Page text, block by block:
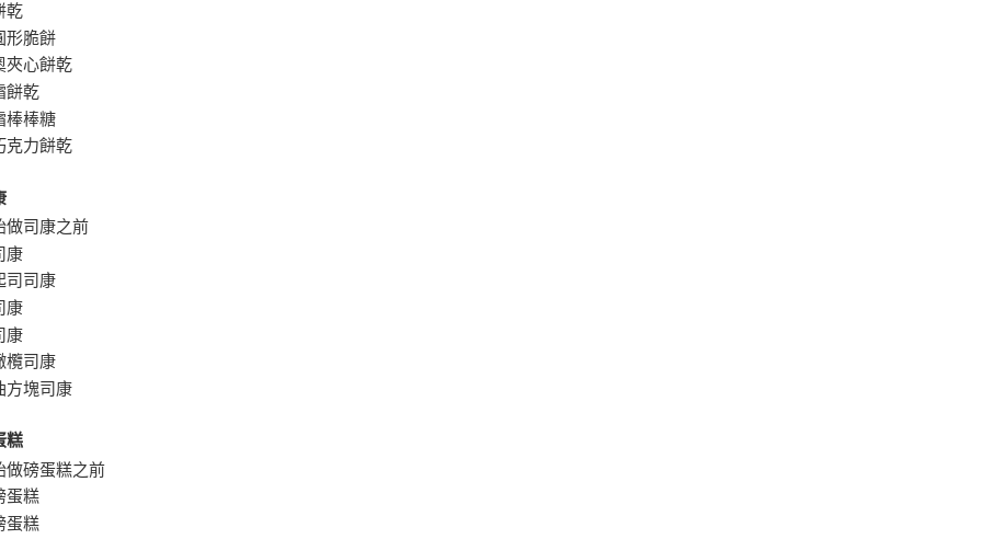
乾
形脆餅
夾心餅乾
餅乾
棒棒糖
克力餅乾
做司康之前
康
司司康
康
康
欖司康
方塊司康
糕
做磅蛋糕之前
蛋糕
蛋糕